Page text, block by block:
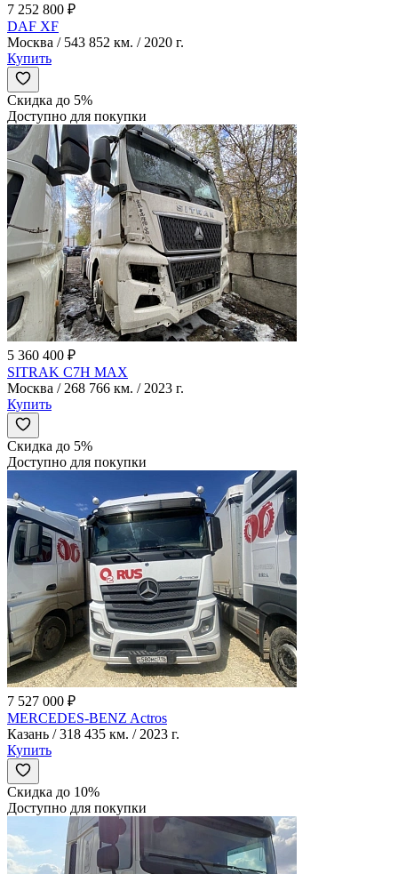
7 252 800 ₽
DAF XF
Москва / 543 852 км. / 2020 г.
Купить
Скидка до 5%
Доступно для покупки
5 360 400 ₽
SITRAK C7H MAX
Москва / 268 766 км. / 2023 г.
Купить
Скидка до 5%
Доступно для покупки
7 527 000 ₽
MERCEDES-BENZ Actros
Казань / 318 435 км. / 2023 г.
Купить
Скидка до 10%
Доступно для покупки